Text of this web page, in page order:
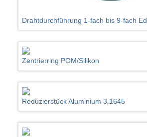
Drahtdurchführung 1-fach bis 9-fach
Zentrierring POM/Silikon
Reduzierstück Aluminium 3.1645